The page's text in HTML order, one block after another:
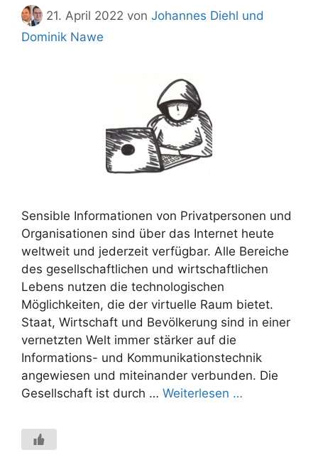
21. April 2022 von Johannes Diehl und
Dominik Nawe
Sensible Informationen von Privatpersonen und
Organisationen sind über das Internet heute
weltweit und jederzeit verfügbar. Alle Bereiche
des gesellschaftlichen und wirtschaftlichen
Lebens nutzen die technologischen
Möglichkeiten, die der virtuelle Raum bietet.
Staat, Wirtschaft und Bevölkerung sind in einer
vernetzten Welt immer stärker auf die
Informations- und Kommunikationstechnik
angewiesen und miteinander verbunden. Die
Gesellschaft ist durch … Weiterlesen …